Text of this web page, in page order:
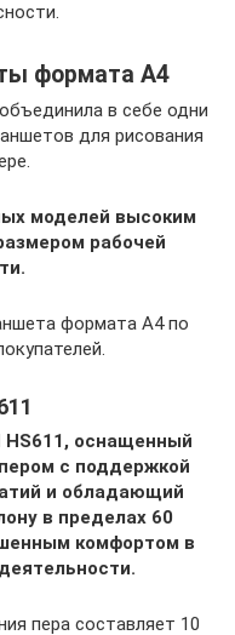
формата А4
в себе одни
для рисования
моделей высоким
рабочей
формата А4 по
HS611, оснащенный
с поддержкой
и обладающий
в пределах 60
комфортом в
пера составляет 10